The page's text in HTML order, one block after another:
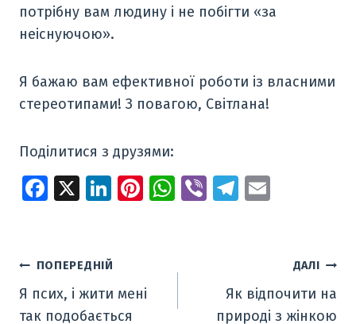
потрібну вам людину і не побігти «за
неіснуючою».
Я бажаю вам ефективної роботи із власними
стереотипами! З повагою, Світлана!
Поділитися з друзями:
Fa
o
o
k
X
Li
e
dI
n
Pi
st
W
s
p
Vi
T
a
m
Навігація
записів
ПОПЕРЕДНІЙ
Я псих, і жити мені
так подобається
ДАЛІ
Як відпочити на
природі з жінкою